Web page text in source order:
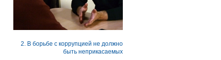
2. В борьбе с коррупцией не должно
быть неприкасаемых